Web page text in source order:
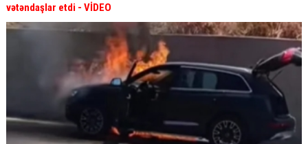
vətəndaşlar etdi - VİDEO